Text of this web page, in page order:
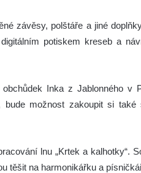
závěsy, polštáře a jiné
potiskem kreseb a
Inka z Jablonného v
možnost zakoupit si také
lnu „Krtek a kalhotky“.
těšit na harmonikářku a